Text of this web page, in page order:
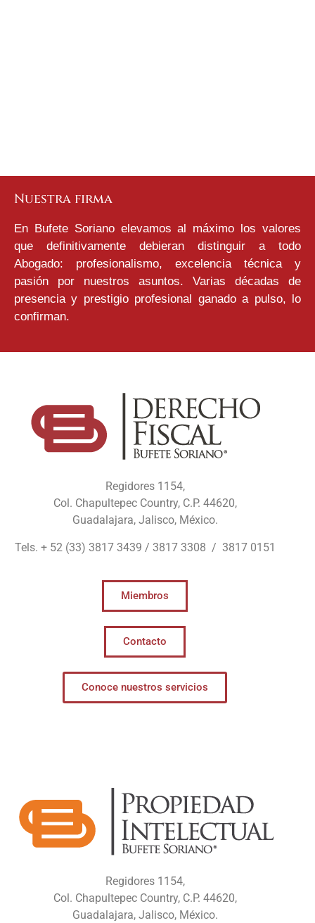
Nuestra firma
En Bufete Soriano elevamos al máximo los valores
que definitivamente debieran distinguir a todo
Abogado: profesionalismo, excelencia técnica y
pasión por nuestros asuntos. Varias décadas de
presencia y prestigio profesional ganado a pulso, lo
confirman.
Regidores 1154,
Col. Chapultepec Country, C.P. 44620,
Guadalajara, Jalisco, México.
Tels. + 52 (33) 3817 3439 / 3817 3308 / 3817 0151
Miembros
Contacto
Conoce nuestros servicios
Regidores 1154,
Col. Chapultepec Country, C.P. 44620,
Guadalajara, Jalisco, México.